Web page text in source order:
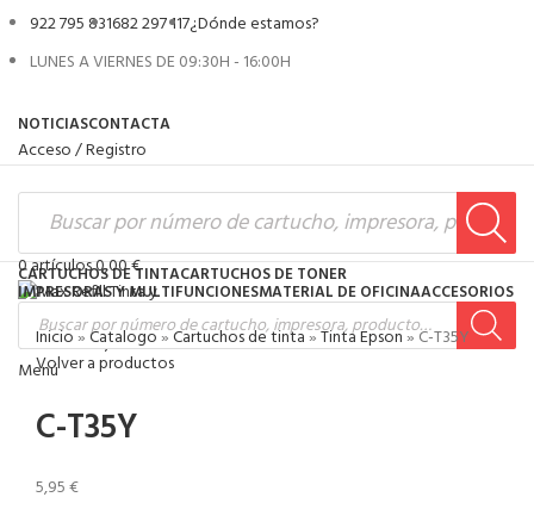
922 795 831682 297 117¿Dónde estamos?
LUNES A VIERNES DE 09:30H - 16:00H
NOTICIASCONTACTA
Acceso / Registro
0artículos0,00€
0artículos0,00€
Menú
CARTUCHOS DE TINTACARTUCHOS DE TONER
IMPRESORAS Y MULTIFUNCIONESMATERIAL DE OFICINAACCESORIOS
Inicio»Catalogo»Cartuchos de tinta»Tinta Epson»C-T35Y
Volver a productos
C-T35Y
5,95€